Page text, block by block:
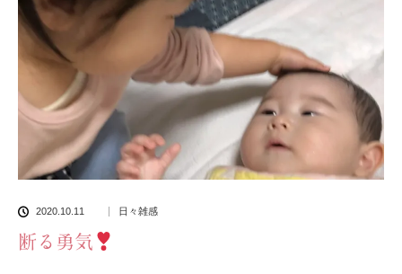
2020.10.11 日々雑感
断る勇気